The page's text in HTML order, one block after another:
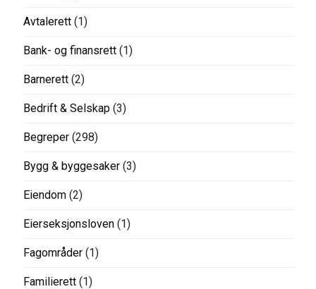
Avtalerett (1)
Bank- og finansrett (1)
Barnerett (2)
Bedrift & Selskap (3)
Begreper (298)
Bygg & byggesaker (3)
Eiendom (2)
Eierseksjonsloven (1)
Fagområder (1)
Familierett (1)